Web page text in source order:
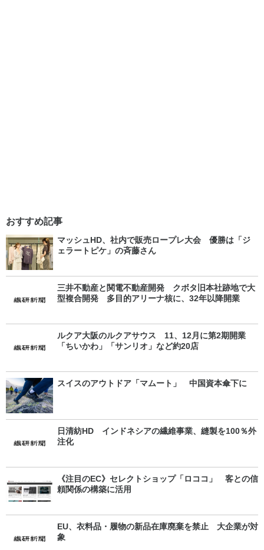
おすすめ記事
マッシュHD、社内で販売ロープレ大会 優勝は「ジ
ェラートピケ」の斉藤さん
三井不動産と関電不動産開発 クボタ旧本社跡地で大
型複合開発 多目的アリーナ核に、32年以降開業
ルクア大阪のルクアサウス 11、12月に第2期開業
「ちいかわ」「サンリオ」など約20店
スイスのアウトドア「マムート」 中国資本傘下に
日清紡HD インドネシアの繊維事業、縫製を100％外
注化
《注目のEC》セレクトショップ「ロココ」 客との信
頼関係の構築に活用
EU、衣料品・履物の新品在庫廃棄を禁止 大企業が対
象